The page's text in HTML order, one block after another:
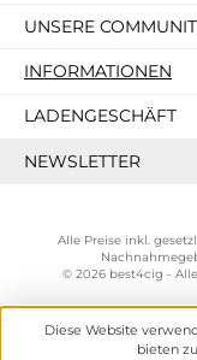
UNSERE
INFORMATIONEN
LADENGESCHÄFT
NEWSLETTER
Alle Preise inkl.
© 2026 best4cig -
Diese Website
bieten